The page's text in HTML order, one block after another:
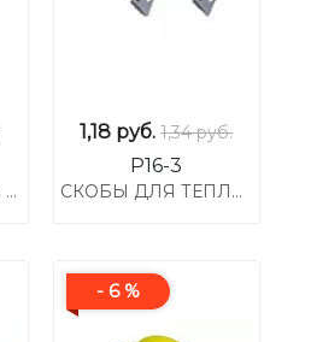
ФУМНИТЬ GLUTIM 20М (3ММ)
1,18 руб. 1,34 руб.
P16-3
СКОБЫ ДЛЯ ТЕПЛОГО ПОЛА 16 И 20-ОЙ
- 6 %